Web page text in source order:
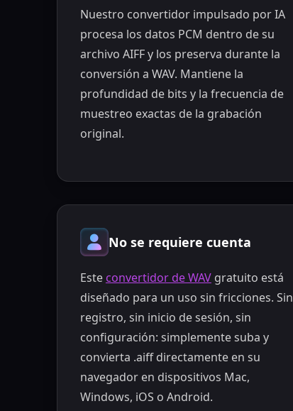
Nuestro convertidor impulsado por IA
procesa los datos PCM dentro de su
archivo AIFF y los preserva durante la
conversión a WAV. Mantiene la
profundidad de bits y la frecuencia de
muestreo exactas de la grabación
original.
No se requiere cuenta
Este convertidor de WAVgratuito está
diseñado para un uso sin fricciones. Sin
registro, sin inicio de sesión, sin
configuración: simplemente suba y
convierta .aiff directamente en su
navegador en dispositivos Mac,
Windows, iOS o Android.